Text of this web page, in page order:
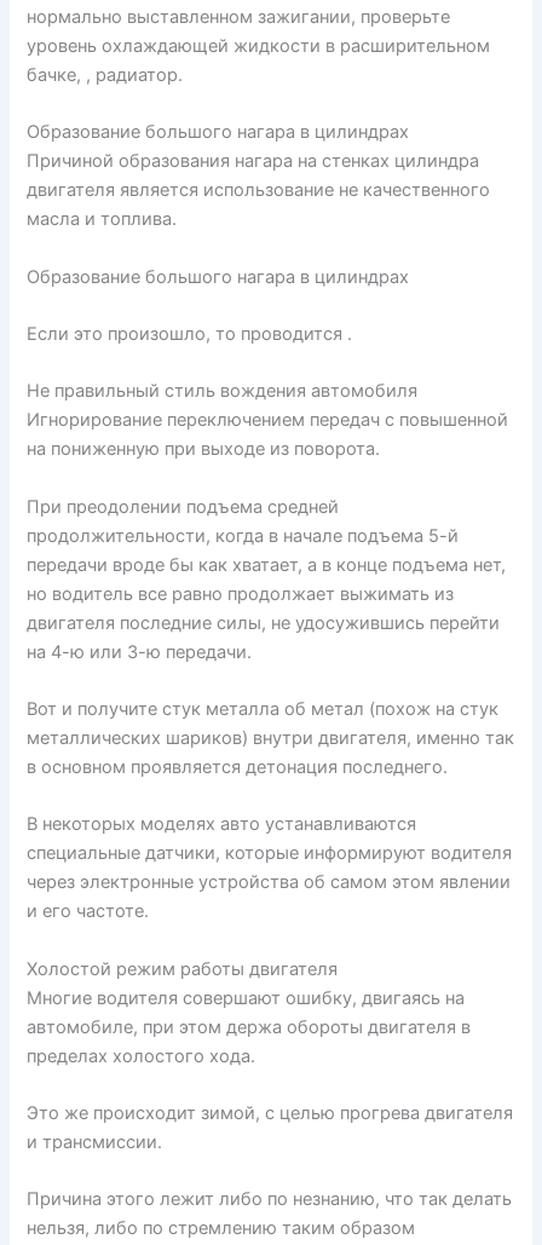
нормально выставленном зажигании, проверьте
уровень охлаждающей жидкости в расширительном
бачке, , радиатор.
Образование большого нагара в цилиндрах
Причиной образования нагара на стенках цилиндра
двигателя является использование не качественного
масла и топлива.
Образование большого нагара в цилиндрах
Если это произошло, то проводится .
Не правильный стиль вождения автомобиля
Игнорирование переключением передач с повышенной
на пониженную при выходе из поворота.
При преодолении подъема средней
продолжительности, когда в начале подъема 5-й
передачи вроде бы как хватает, а в конце подъема нет,
но водитель все равно продолжает выжимать из
двигателя последние силы, не удосужившись перейти
на 4-ю или 3-ю передачи.
Вот и получите стук металла об метал (похож на стук
металлических шариков) внутри двигателя, именно так
в основном проявляется детонация последнего.
В некоторых моделях авто устанавливаются
специальные датчики, которые информируют водителя
через электронные устройства об самом этом явлении
и его частоте.
Холостой режим работы двигателя
Многие водителя совершают ошибку, двигаясь на
автомобиле, при этом держа обороты двигателя в
пределах холостого хода.
Это же происходит зимой, с целью прогрева двигателя
и трансмиссии.
Причина этого лежит либо по незнанию, что так делать
нельзя, либо по стремлению таким образом